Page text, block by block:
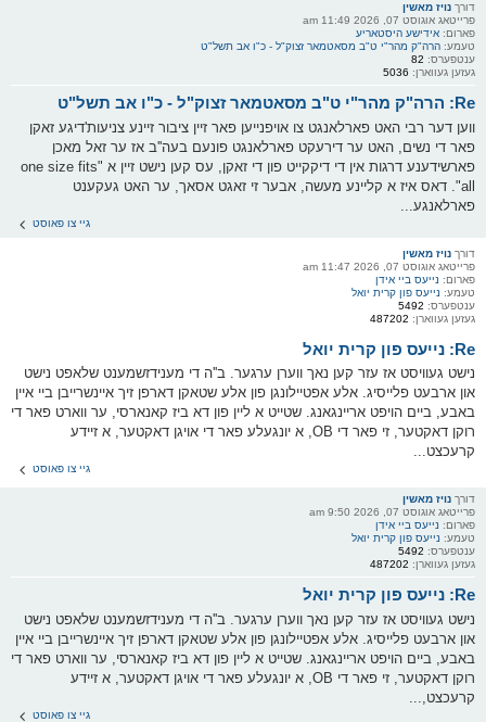
דורך נויז מאשין
פרייטאג אוגוסט 07, 2026 11:49 am
פארום: אידישע היסטאריע
טעמע: הרה"ק מהר"י ט"ב מסאטמאר זצוק"ל - כ"ו אב תשל"ט
ענטפערס: 82
געזען געווארן: 5036
Re: הרה"ק מהר"י ט"ב מסאטמאר זצוק"ל - כ"ו אב תשל"ט
ווען דער רבי האט פארלאנגט צו אויפנייען פאר זיין ציבור זיינע צניעות'דיגע זאקן
פאר די נשים, האט ער דירעקט פארלאנגט פונעם בעה''ב אז ער זאל מאכן
פארשידענע דרגות אין די דיקקייט פון די זאקן, עס קען נישט זיין א "one size fits
all". דאס איז א קליינע מעשה, אבער זי זאגט אסאך, ער האט געקענט
פארלאנגע...
גיי צו פאוסט
דורך נויז מאשין
פרייטאג אוגוסט 07, 2026 11:47 am
פארום: נייעס ביי אידן
טעמע: נייעס פון קרית יואל
ענטפערס: 5492
געזען געווארן: 487202
Re: נייעס פון קרית יואל
נישט געוויסט אז עזר קען נאך ווערן ערגער. ב''ה די מענידזשמענט שלאפט נישט
און ארבעט פלייסיג. אלע אפטיילונגן פון אלע שטאקן דארפן זיך איינשרייבן ביי איין
באבע, ביים הויפט אריינגאנג. שטייט א ליין פון דא ביז קאנארסי, ער ווארט פאר די
רוקן דאקטער, זי פאר די OB, א יונגעלע פאר די אויגן דאקטער, א זיידע
קרעכצט...
גיי צו פאוסט
דורך נויז מאשין
פרייטאג אוגוסט 07, 2026 9:50 am
פארום: נייעס ביי אידן
טעמע: נייעס פון קרית יואל
ענטפערס: 5492
געזען געווארן: 487202
Re: נייעס פון קרית יואל
נישט געוויסט אז עזר קען נאך ווערן ערגער. ב''ה די מענידזשמענט שלאפט נישט
און ארבעט פלייסיג. אלע אפטיילונגן פון אלע שטאקן דארפן זיך איינשרייבן ביי איין
באבע, ביים הויפט אריינגאנג. שטייט א ליין פון דא ביז קאנארסי, ער ווארט פאר די
רוקן דאקטער, זי פאר די OB, א יונגעלע פאר די אויגן דאקטער, א זיידע
קרעכצט,...
גיי צו פאוסט